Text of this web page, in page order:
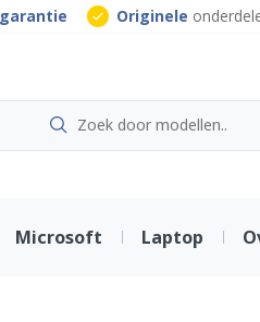
garantie Originele
Microsoft Laptop